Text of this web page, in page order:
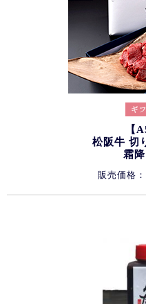
【
松阪牛 切
霜
販売価格：